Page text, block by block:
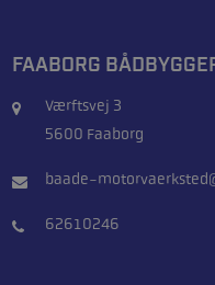
FAABORG
Værftsvej 3
5600 Faaborg
baade-
62610246